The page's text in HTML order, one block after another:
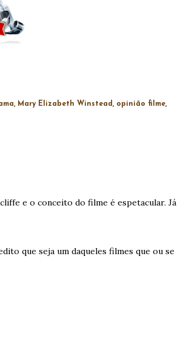
Mary Elizabeth Winstead opinião filme
e o conceito do filme é espetacular. Já
que seja um daqueles filmes que ou se